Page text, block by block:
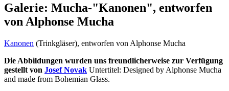
Galerie: Mucha-"Kanonen", entworfen
von Alphonse Mucha
Kanonen (Trinkgläser), entworfen von Alphonse Mucha
Die Abbildungen wurden uns freundlicherweise zur Verfügung
gestellt von Josef Novak Untertitel: Designed by Alphonse Mucha
and made from Bohemian Glass.